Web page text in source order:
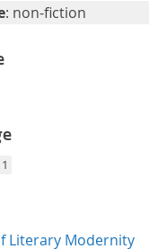
: non-fiction
1
Literary Modernity